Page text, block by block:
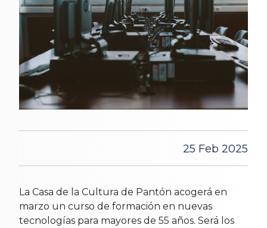
25 Feb 2025
La Casa de la Cultura de Pantón acogerá en
marzo un curso de formación en nuevas
tecnologías para mayores de 55 años. Será los